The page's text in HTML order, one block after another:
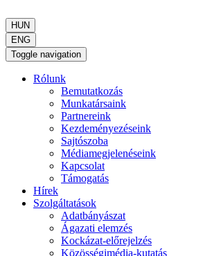
HUN
ENG
Toggle navigation
Rólunk
Bemutatkozás
Munkatársaink
Partnereink
Kezdeményezéseink
Sajtószoba
Médiamegjelenéseink
Kapcsolat
Támogatás
Hírek
Szolgáltatások
Adatbányászat
Ágazati elemzés
Kockázat-előrejelzés
Közösségimédia-kutatás